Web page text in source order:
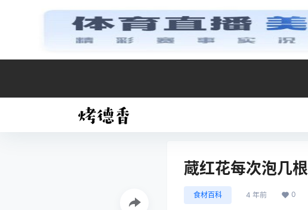
蔵红花每次泡几根
食材百科 4 年前 0